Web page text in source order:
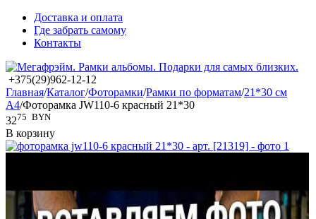
Доставка и оплата
Где забрать самому
Контакты
+375(29)962-12-12
Главная/Каталог/Фоторамки/Рамки по форматам/21*30 см
А4/Фоторамка JW110-6 красный 21*30
3275 BYN
В корзину